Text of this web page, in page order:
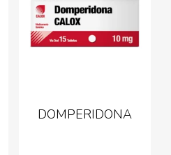
DOMPERIDONA